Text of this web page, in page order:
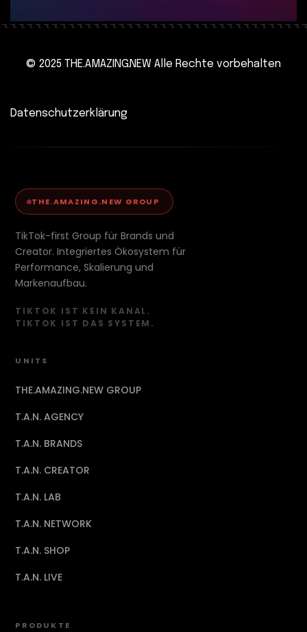
© 2025 THE.AMAZING.NEW Alle Rechte vorbehalten
Datenschutzerklärung
THE.AMAZING.NEW GROUP
TikTok-first Group für Brands und
Creator. Integriertes Ökosystem für
Performance, Skalierung und
Markenaufbau.
TIKTOK IST KEIN KANAL.
TIKTOK IST DAS SYSTEM.
UNITS
THE.AMAZING.NEW GROUP
T.A.N. AGENCY
T.A.N. BRANDS
T.A.N. CREATOR
T.A.N. LAB
T.A.N. NETWORK
T.A.N. SHOP
T.A.N. LIVE
PRODUKTE